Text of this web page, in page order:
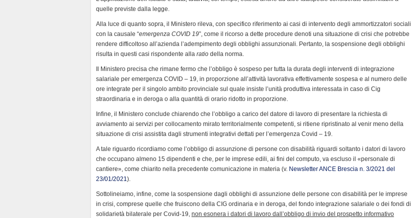
quelle previste dalla legge.
Alla luce di quanto sopra, il Ministero rileva, con specifico riferimento ai casi di intervento degli ammortizzatori sociali
con la causale “emergenza COVID 19”, come il ricorso a dette procedure denoti una situazione di crisi che potrebbe
rendere difficoltoso all’azienda l’adempimento degli obblighi assunzionali. Pertanto, la sospensione degli obblighi
risulta in questi casi rispondente alla ratio della norma.
Il Ministero precisa che rimane fermo che l’obbligo è sospeso per tutta la durata degli interventi di integrazione
salariale per emergenza COVID – 19, in proporzione all’attività lavorativa effettivamente sospesa e al numero delle
ore integrate per il singolo ambito provinciale sul quale insiste l’unità produttiva interessata in caso di Cig
straordinaria e in deroga o alla quantità di orario ridotto in proporzione.
Infine, il Ministero conclude chiarendo che l’obbligo a carico del datore di lavoro di presentare la richiesta di
avviamento ai servizi per collocamento mirato territorialmente competenti, si ritiene ripristinato al venir meno della
situazione di crisi assistita dagli strumenti integrativi dettati per l’emergenza Covid – 19.
A tale riguardo ricordiamo come l’obbligo di assunzione di persone con disabilità riguardi soltanto i datori di lavoro
che occupano almeno 15 dipendenti e che, per le imprese edili, ai fini del computo, va escluso il «personale di
cantiere», come chiarito nella precedente comunicazione in materia (v. Newsletter ANCE Brescia n. 3/2021 del
23/01/2021 ).
Sottolineiamo, infine, come la sospensione dagli obblighi di assunzione delle persone con disabilità per le imprese
in crisi, comprese quelle che fruiscono della CIG ordinaria e in deroga, del fondo integrazione salariale o dei fondi di
solidarietà bilaterale per Covid-19, non esonera i datori di lavoro dall’obbligo di invio del prospetto informativo